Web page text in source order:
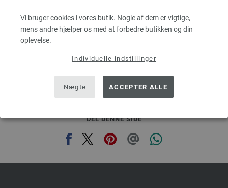
Vi bruger cookies i vores butik. Nogle af dem er vigtige,
mens andre hjælper os med at forbedre butikken og din
oplevelse.
Individuelle indstillinger
Nægte ACCEPTER ALLE
43,70 dkr
eks. moms, med tillæg af forsendelsesomkostninger, Basispris:874,00 dkr
prev next
DEL DENNE SIDE